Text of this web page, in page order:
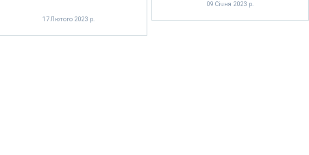
17 Лютого 2023 р.
09 Січня 2023 р.